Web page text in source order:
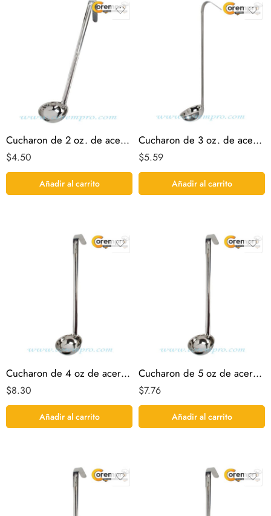
Cucharon de 2 oz. de acero inoxidable
$4.50
Añadir al carrito
Cucharon de 3 oz. de acero inoxidable
$5.59
Añadir al carrito
Cucharon de 4 oz de acero inoxidable
$8.30
Añadir al carrito
Cucharon de 5 oz de acero inoxidable
$7.76
Añadir al carrito